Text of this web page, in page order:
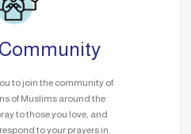
to join the community of
of Muslims around the
to those you love, and
to your prayers in